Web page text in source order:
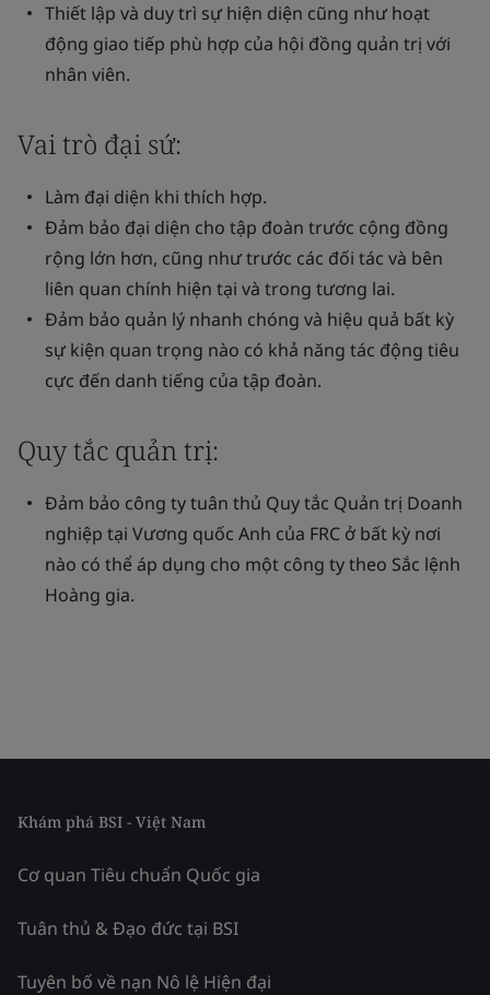
Thiết lập và duy trì sự hiện diện cũng như hoạt
động giao tiếp phù hợp của hội đồng quản trị với
nhân viên.
Vai trò đại sứ:
Làm đại diện khi thích hợp.
Đảm bảo đại diện cho tập đoàn trước cộng đồng
rộng lớn hơn, cũng như trước các đối tác và bên
liên quan chính hiện tại và trong tương lai.
Đảm bảo quản lý nhanh chóng và hiệu quả bất kỳ
sự kiện quan trọng nào có khả năng tác động tiêu
cực đến danh tiếng của tập đoàn.
Quy tắc quản trị:
Đảm bảo công ty tuân thủ Quy tắc Quản trị Doanh
nghiệp tại Vương quốc Anh của FRC ở bất kỳ nơi
nào có thể áp dụng cho một công ty theo Sắc lệnh
Hoàng gia.
Khám phá BSI - Việt Nam
Cơ quan Tiêu chuẩn Quốc gia
Tuân thủ & Đạo đức tại BSI
Tuyên bố về nạn Nô lệ Hiện đại